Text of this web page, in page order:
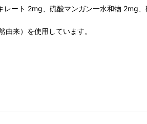
ート 2mg、硫酸マンガン一水和物 2mg
来）を使用しています。